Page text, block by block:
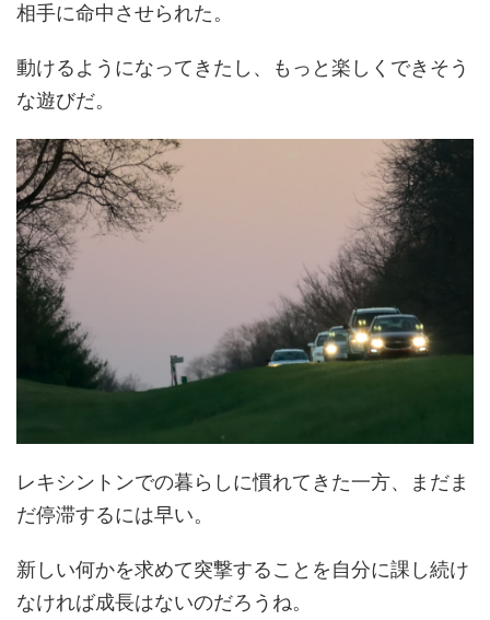
相手に命中させられた。
動けるようになってきたし、もっと楽しくできそう
な遊びだ。
レキシントンでの暮らしに慣れてきた一方、まだま
だ停滞するには早い。
新しい何かを求めて突撃することを自分に課し続け
なければ成長はないのだろうね。